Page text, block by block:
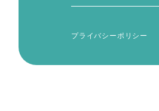
プライバシーポリシー